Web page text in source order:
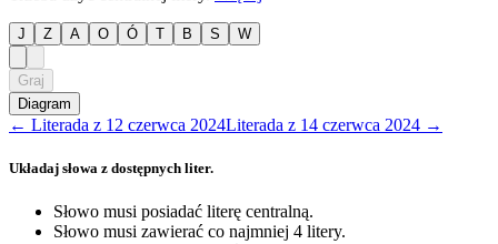
J Z A O Ó T B S W
Graj
Diagram
← Literada z 12 czerwca 2024Literada z 14 czerwca 2024 →
Układaj słowa z dostępnych liter.
Słowo musi posiadać literę centralną.
Słowo musi zawierać co najmniej 4 litery.